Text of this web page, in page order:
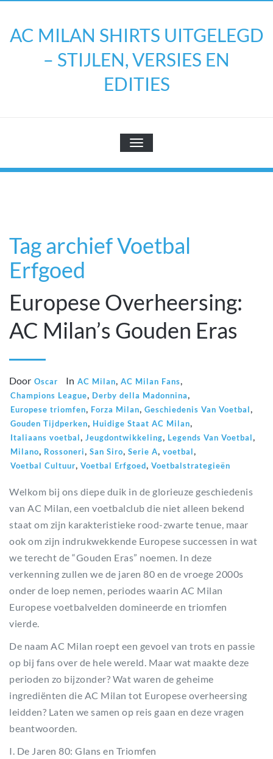
inhoud
AC MILAN SHIRTS UITGELEGD
– STIJLEN, VERSIES EN
EDITIES
TOGGLE NAVIGATIE
Tag archief Voetbal
Erfgoed
Europese Overheersing:
AC Milan’s Gouden Eras
Door Oscar In AC Milan, AC Milan Fans,
Champions League, Derby della Madonnina,
Europese triomfen, Forza Milan, Geschiedenis Van Voetbal,
Gouden Tijdperken, Huidige Staat AC Milan,
Italiaans voetbal, Jeugdontwikkeling, Legends Van Voetbal,
Milano, Rossoneri, San Siro, Serie A, voetbal,
Voetbal Cultuur, Voetbal Erfgoed, Voetbalstrategieën
Welkom bij ons diepe duik in de glorieuze geschiedenis
van AC Milan, een voetbalclub die niet alleen bekend
staat om zijn karakteristieke rood-zwarte tenue, maar
ook om zijn indrukwekkende Europese successen in wat
we terecht de “Gouden Eras” noemen. In deze
verkenning zullen we de jaren 80 en de vroege 2000s
onder de loep nemen, periodes waarin AC Milan
Europese voetbalvelden domineerde en triomfen
vierde.
De naam AC Milan roept een gevoel van trots en passie
op bij fans over de hele wereld. Maar wat maakte deze
perioden zo bijzonder? Wat waren de geheime
ingrediënten die AC Milan tot Europese overheersing
leidden? Laten we samen op reis gaan en deze vragen
beantwoorden.
I. De Jaren 80: Glans en Triomfen